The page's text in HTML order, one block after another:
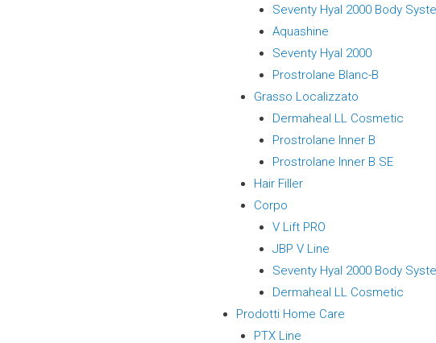
Seventy Hyal 2000 Body
Aquashine
Seventy Hyal 2000
Prostrolane Blanc-B
Grasso Localizzato
Dermaheal LL Cosmetic
Prostrolane Inner B
Prostrolane Inner B SE
Hair Filler
Corpo
V Lift PRO
JBP V Line
Seventy Hyal 2000 Body
Dermaheal LL Cosmetic
Prodotti Home Care
PTX Line